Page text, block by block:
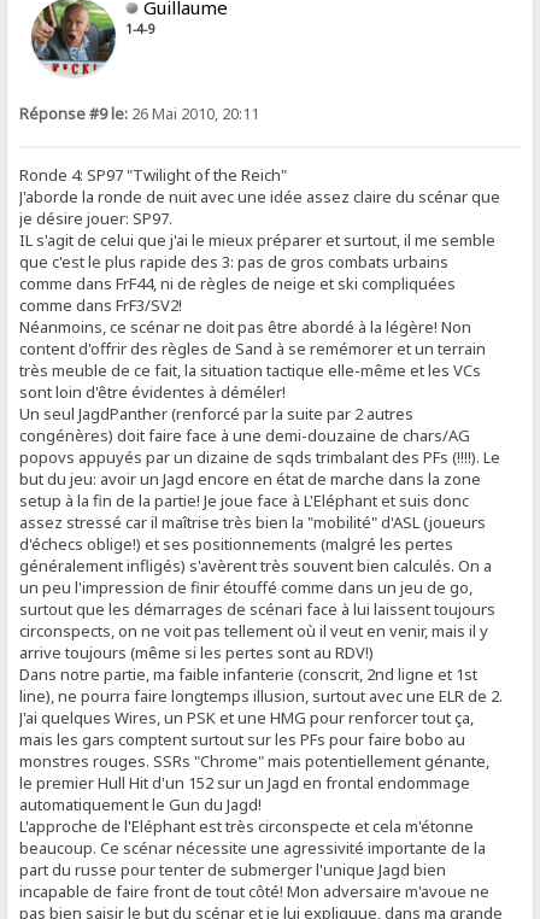
Guillaume
1-4-9
Réponse #9 le: 26 Mai 2010, 20:11
Ronde 4: SP97 "Twilight of the Reich"
J'aborde la ronde de nuit avec une idée assez claire du scénar que
je désire jouer: SP97.
IL s'agit de celui que j'ai le mieux préparer et surtout, il me semble
que c'est le plus rapide des 3: pas de gros combats urbains
comme dans FrF44, ni de règles de neige et ski compliquées
comme dans FrF3/SV2!
Néanmoins, ce scénar ne doit pas être abordé à la légère! Non
content d'offrir des règles de Sand à se remémorer et un terrain
très meuble de ce fait, la situation tactique elle-même et les VCs
sont loin d'être évidentes à déméler!
Un seul JagdPanther (renforcé par la suite par 2 autres
congénères) doit faire face à une demi-douzaine de chars/AG
popovs appuyés par un dizaine de sqds trimbalant des PFs (!!!!). Le
but du jeu: avoir un Jagd encore en état de marche dans la zone
setup à la fin de la partie! Je joue face à L'Eléphant et suis donc
assez stressé car il maîtrise très bien la "mobilité" d'ASL (joueurs
d'échecs oblige!) et ses positionnements (malgré les pertes
généralement infligés) s'avèrent très souvent bien calculés. On a
un peu l'impression de finir étouffé comme dans un jeu de go,
surtout que les démarrages de scénari face à lui laissent toujours
circonspects, on ne voit pas tellement où il veut en venir, mais il y
arrive toujours (même si les pertes sont au RDV!)
Dans notre partie, ma faible infanterie (conscrit, 2nd ligne et 1st
line), ne pourra faire longtemps illusion, surtout avec une ELR de 2.
J'ai quelques Wires, un PSK et une HMG pour renforcer tout ça,
mais les gars comptent surtout sur les PFs pour faire bobo au
monstres rouges. SSRs "Chrome" mais potentiellement génante,
le premier Hull Hit d'un 152 sur un Jagd en frontal endommage
automatiquement le Gun du Jagd!
L'approche de l'Eléphant est très circonspecte et cela m'étonne
beaucoup. Ce scénar nécessite une agressivité importante de la
part du russe pour tenter de submerger l'unique Jagd bien
incapable de faire front de tout côté! Mon adversaire m'avoue ne
pas bien saisir le but du scénar et je lui expliquue, dans ma grande